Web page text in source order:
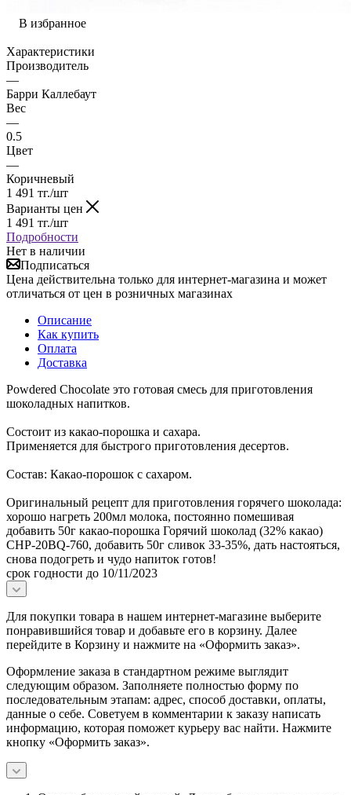
В избранное
Характеристики
Производитель
—
Барри Каллебаут
Вес
—
0.5
Цвет
—
Коричневый
1 491 тг./шт
Варианты цен
1 491 тг./шт
Подробности
Нет в наличии
Подписаться
Цена действительна только для интернет-магазина и может
отличаться от цен в розничных магазинах
Описание
Как купить
Оплата
Доставка
Powdered Chocolate это готовая смесь для приготовления
шоколадных напитков.
Состоит из какао-порошка и сахара.
Применяется для быстрого приготовления десертов.
Состав: Какао-порошок с сахаром.
Оригинальный рецепт для приготовления горячего шоколада:
хорошо нагреть 200мл молока, постоянно помешивая
добавить 50г какао-порошка Горячий шоколад (32% какао)
CHP-20BQ-760, добавить 50г сливок 33-35%, дать настояться,
снова подогреть и чудо напиток готов!
срок годности до 10/11/2023
Для покупки товара в нашем интернет-магазине выберите
понравившийся товар и добавьте его в корзину. Далее
перейдите в Корзину и нажмите на «Оформить заказ».
Оформление заказа в стандартном режиме выглядит
следующим образом. Заполняете полностью форму по
последовательным этапам: адрес, способ доставки, оплаты,
данные о себе. Советуем в комментарии к заказу написать
информацию, которая поможет курьеру вас найти. Нажмите
кнопку «Оформить заказ».